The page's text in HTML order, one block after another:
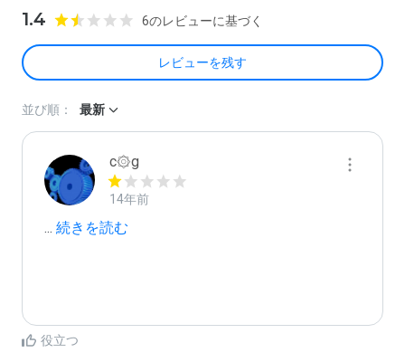
1.4 6のレビューに基づく
レビューを残す
並び順： 最新
c۞g
14年前
... 続きを読む
役立つ